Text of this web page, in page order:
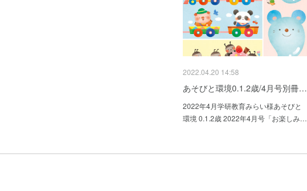
2022.04.20 14:58
あそびと環境0.1.2歳/4月号別冊…
2022年4月学研教育みらい様あそびと
環境 0.1.2歳 2022年4月号「お楽しみ…